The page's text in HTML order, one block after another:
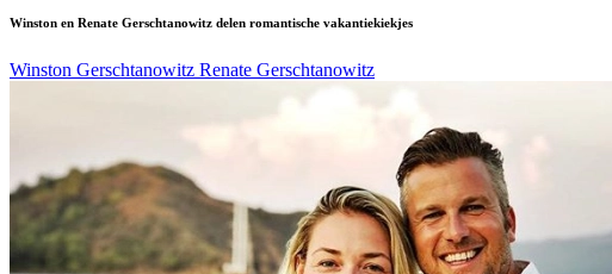
Winston en Renate Gerschtanowitz delen romantische vakantiekiekjes
Winston Gerschtanowitz Renate Gerschtanowitz